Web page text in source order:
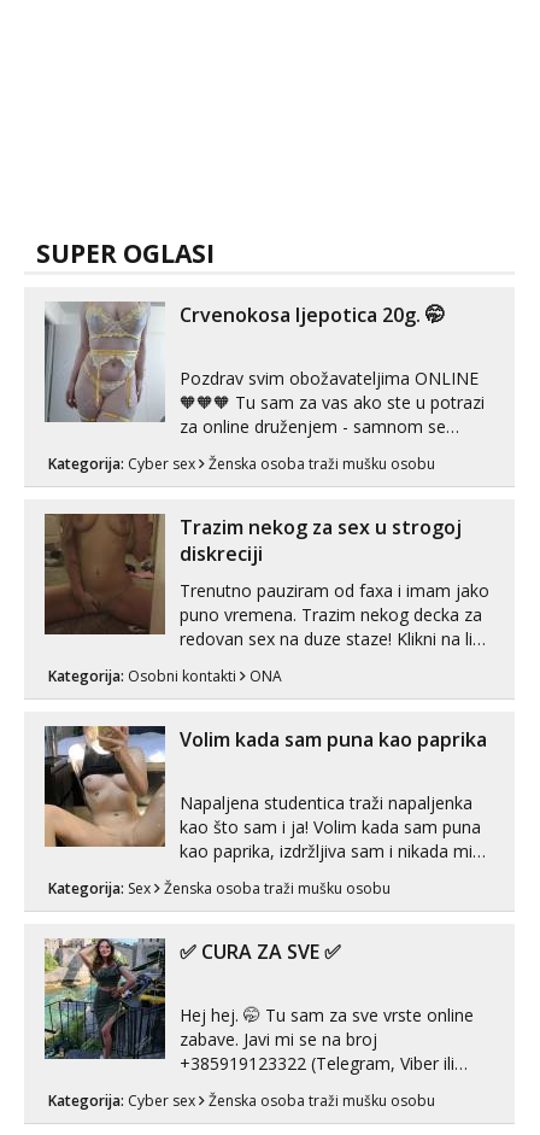
SUPER OGLASI
Crvenokosa ljepotica 20g. 🤭
Pozdrav svim obožavateljima ONLINE
🧡🧡🧡 Tu sam za vas ako ste u potrazi
za online druženjem - samnom se
možete zabaviti preko videopoziva, ili
ako vam nisam dovoljna radim i u paru i
😉 Radim i vruća tipkanja uz slike i hot
line pozive. Za vas sam pripremila ...
Kategorija: Cyber sex Ženska osoba traži mušku osobu
Trazim nekog za sex u strogoj
diskreciji
Trenutno pauziram od faxa i imam jako
puno vremena. Trazim nekog decka za
redovan sex na duze staze! Klikni na link
Kategorija: Osobni kontakti ONA
Volim kada sam puna kao paprika
Napaljena studentica traži napaljenka
kao što sam i ja! Volim kada sam puna
kao paprika, izdržljiva sam i nikada mi
puta dnevno bilo kad i bilo gdje zato se
link ispod i nadji me tamo, cekam te!
Kategorija: Sex Ženska osoba traži mušku osobu
✅ CURA ZA SVE ✅
Hej hej. 🤭 Tu sam za sve vrste online
zabave. Javi mi se na broj
+385919123322 (Telegram, Viber ili
Whatsapp). 🤙 NE javljaj se na uzivo.
Hvala.
Kategorija: Cyber sex Ženska osoba traži mušku osobu